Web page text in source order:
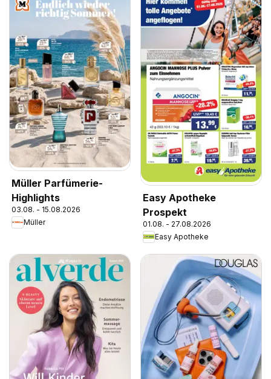
Müller Parfümerie-
Highlights
03.08. - 15.08.2026
Müller
Easy Apotheke
Prospekt
01.08. - 27.08.2026
Easy Apotheke